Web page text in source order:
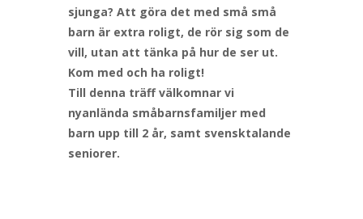
sjunga? Att göra det med små små
barn är extra roligt, de rör sig som de
vill, utan att tänka på hur de ser ut.
Kom med och ha roligt!
Till denna träff välkomnar vi
nyanlända småbarnsfamiljer med
barn upp till 2 år, samt svensktalande
seniorer.